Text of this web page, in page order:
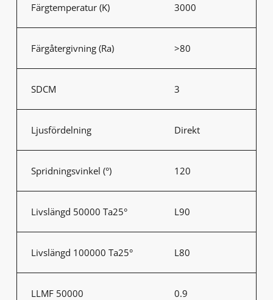
Färgtemperatur (K) 3000
Färgåtergivning (Ra) >80
SDCM 3
Ljusfördelning Direkt
Spridningsvinkel (°) 120
Livslängd 50000 Ta25° L90
Livslängd 100000 Ta25° L80
LLMF 50000 0.9